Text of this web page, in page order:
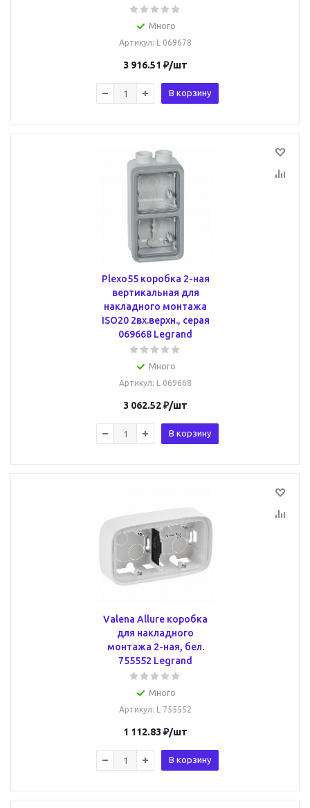
Много
Артикул: L 069678
3 916.51 ₽/шт
В корзину
Plexo55 коробка 2-ная
вертикальная для
накладного монтажа
ISO20 2вх.верхн., серая
069668 Legrand
Много
Артикул: L 069668
3 062.52₽/шт
В корзину
Valena Allure коробка
для накладного
монтажа 2-ная, бел.
755552 Legrand
Много
Артикул: L 755552
1 112.83 ₽/шт
В корзину